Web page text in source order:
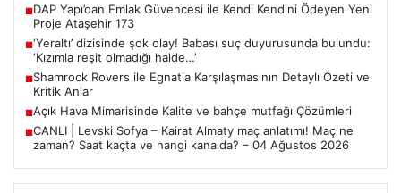
■DAP Yapı’dan Emlak Güvencesi ile Kendi Kendini Ödeyen Yeni
Proje Ataşehir 173
■‘Yeraltı’ dizisinde şok olay! Babası suç duyurusunda bulundu:
‘Kızımla reşit olmadığı halde…’
■Shamrock Rovers ile Egnatia Karşılaşmasının Detaylı Özeti ve
Kritik Anlar
■Açık Hava Mimarisinde Kalite ve bahçe mutfağı Çözümleri
■CANLI | Levski Sofya – Kairat Almaty maç anlatımı! Maç ne
zaman? Saat kaçta ve hangi kanalda? – 04 Ağustos 2026